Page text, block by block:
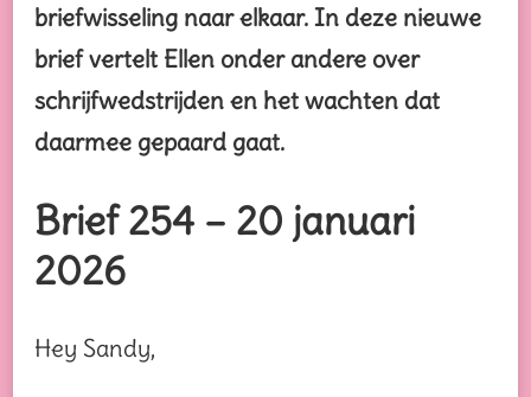
briefwisseling naar elkaar. In deze nieuwe
brief vertelt Ellen onder andere over
schrijfwedstrijden en het wachten dat
daarmee gepaard gaat.
Brief 254 – 20 januari
2026
Hey Sandy,